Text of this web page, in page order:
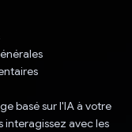
basé sur l'IA à votre
avec les